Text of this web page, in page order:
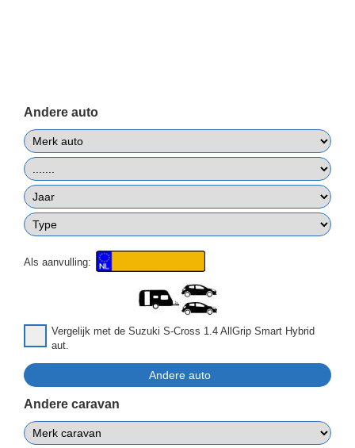
Andere auto
Als aanvulling:
Vergelijk met de Suzuki S-Cross 1.4 AllGrip Smart Hybrid
aut.
Andere caravan